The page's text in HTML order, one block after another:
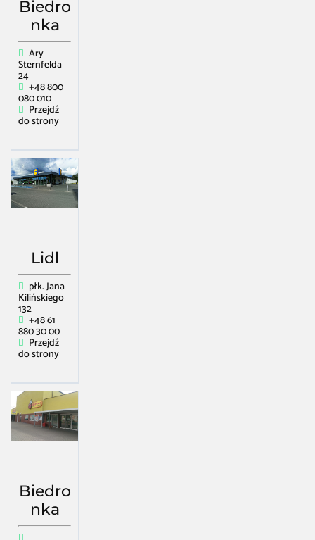
Biedro
nka
Ary
Sternfelda
24
+48 800
080 010
Przejdź
do strony
Lidl
płk. Jana
Kilińskiego
132
+48 61
880 30 00
Przejdź
do strony
Biedro
nka